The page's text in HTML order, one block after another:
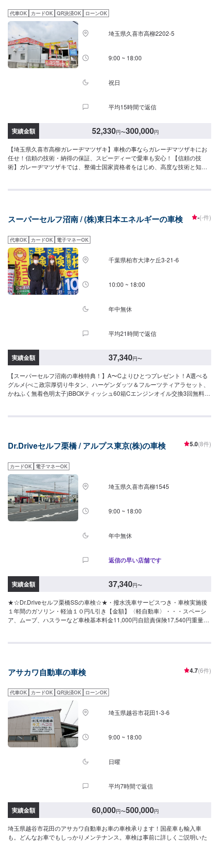
をご提案いたします。また高温多湿の日本において、7年を超えたクルマの場
合、修理時やご納車後に関わらず、修理箇所に付随した部分に別の問題が発
生することもございます。問題解決に向けて、最後までしっかりとした説明
と対応をさせていただきます。説明力も品質です、安心してご利用ください
ませ。<料金表>新車から数えて「はじめて」「2回目」は代車なし60分立会
い車検、「3回目」は代車あり預かり車検です。【はじめてなら】●タント･ワ
ゴンR･Nシリーズ：43,329円〜●ヴィッツ・フィット・マーチ：54,599円〜●
ー：70,999円〜●アルファード・エルグランド：79,199円〜●ベンツA/B･
Audi7/8など：93,040円〜●ベンツG･BMWX･VWトゥアレグなど：114,940
ィット・マーチ：66,640円〜●カローラ・レガシーティーダ：74,840円〜●マ
ークX・オデッセイ・ボクシー：83,040円〜●アルファード・エルグランド：
VWゴルフなど：106,740円〜●ベンツE･BMW5/6･VWパサートなど：
106,740円〜●ベンツS･BMW7･Audi7/8など：106,740円〜【3回目以降は】●
タント･ワゴンR･Nシリーズ：60,070円〜●ヴィッツ・フィット・マーチ：
セイ・ボクシー：87,740円〜●アルファード・エルグランド：95,940円〜●そ
検（はじめてならこれ･2回目ならこれ）ご利用で4WDか1BOXの場合は3,000
円増しとなります。※4:※3が4WDの1BOXの場合は3,000円増しとなります。<
代車OK カードOK QR決済OK ローンOK
埼玉県久喜市高柳2202-5
9:00 ~ 18:00
祝日
平均15時間で返信
実績金額 52,330円〜300,000円
【埼玉県久喜市高柳ガレーヂマツザキ】車検の事ならガレーヂマツザキにお
任せ！信頼の技術・納得の保証、スピーディーで愛車も安心！【信頼の技
術】ガレーヂマツザキでは、整備士国家資格者をはじめ、高度な技術と知識
合や気になる点がございましたら無料安全点検実施中！車検後も安心してお
車までの目安：2日程度【必要書類】車検証・印鑑・自動車賠償責任保険証明
【3】お持ち込み・引き取り【4】正式なお見積り【5】作業開始【6】納車時
のお支払い<代車について>ガレーヂマツザキでは、鈑金・塗装・修理等で愛
車をお預かりしている間、代車をお貸し致します。台数も豊富な20台ご用意
しております。事前に予約が必要となる場合もございますので、まずはお気
軽にご相談ください。※代車の燃料代はお客様にご負担いただいております。
<定休日・営業時間>定休日：なし営業時間：9:00~18:00クレジット・QR決
済などをご希望の方は事前にお申し付けください。
スーパーセルフ沼南 / (株)東日本エネルギーの車検 -(-件)
代車OK カードOK 電子マネーOK
千葉県柏市大津ケ丘3-21-6
10:00 ~ 18:00
年中無休
平均21時間で返信
実績金額 37,340円〜
【スーパーセルフ沼南の車検特典！】A〜Cよりひとつプレゼント！A選べる
グルメ(べこ政宗厚切り牛タン、ハーゲンダッツ＆フルーツティアラセット、
かねふく無着色明太子)BBOXティッシュ60箱Cエンジンオイル交換3回無料
【金額】【軽自動車】N-BOX,ハスラー,タント等車検基本料：11,000円自賠
料：11,000円自賠責保険：17,650円重量税：16,400円印紙代：2,200円-------
セラ等(1.0t-1.5t以下)車検基本料：11,000円自賠責保険：17,650円重量税：
24,600円印紙代：2,200円----------------------------------------合計：55,450円【大
型自動車】オデッセイ,セレナ,クラウン等(1.5t-2.0t以下)車検基本料：11,000
円自賠責保険：17,650円重量税：32,800円印紙代：2,300円-----------------------
-----------------合計：63,750円【さらに安心をプラスしたい方へ】[セーフティ
コース]6,600円1.ブレーキオイル交換2.タイヤローテーション[パーフェクト
コース]軽自動車：31,900円小型車：33,900円中型車：36,900円大型車：
エンジンオイル交換(当社指定オイル5Lまで)5.フラッシング6.オイルエレメン
Dr.Driveセルフ栗橋 / アルプス東京(株)の車検 5.0(8件)
カードOK 電子マネーOK
埼玉県久喜市高柳1545
9:00 ~ 18:00
年中無休
返信の早い店舗です
実績金額 37,340円〜
★☆Dr.Driveセルフ栗橋SSの車検☆★・撥水洗車サービスつき・車検実施後
１年間のガソリン・軽油１０円/L引き【金額】〈軽自動車〉・・・スペーシ
ア、ムーブ、ハスラーなど車検基本料金11,000円自賠責保険17,540円重量税
11,000円自賠責保険17,650円重量税16,400円印紙代2,200
自賠責保険17,650円重量税24,600円印紙代※2,200
紙代が2,300円となります）〈大型自動車（1.5〜2.0ｔ）〉・・・ハリアー、
フォレスター、セレナなど車検基本料金11,000円自賠責保険17,650円重量税
32,800円印紙代2,300円–––––––––––––––––––––––––––––––––合計
63,750円＜＜＜注意事項＞＞＞・外車、ハイブリッド車、ダブルタイヤ車の
車検基本料は車種によって異なりますのでお問い合わせください。・整備に
伴う部品・工賃が、お車の状態に合わせ別途かかる可能性がございます。・
新規登録より13年経過したお車は重量税が異なります。▶︎お見積りは無料で
アサカワ自動車の車検 4.7(6件)
代車OK カードOK QR決済OK ローンOK
埼玉県越谷市花田1-3-6
9:00 ~ 18:00
日曜
平均7時間で返信
実績金額 60,000円〜500,000円
埼玉県越谷市花田のアサカワ自動車お車の車検承ります！国産車も輸入車
も。どんなお車でもしっかりメンテナンス。車検は事前に詳しくご説明いた